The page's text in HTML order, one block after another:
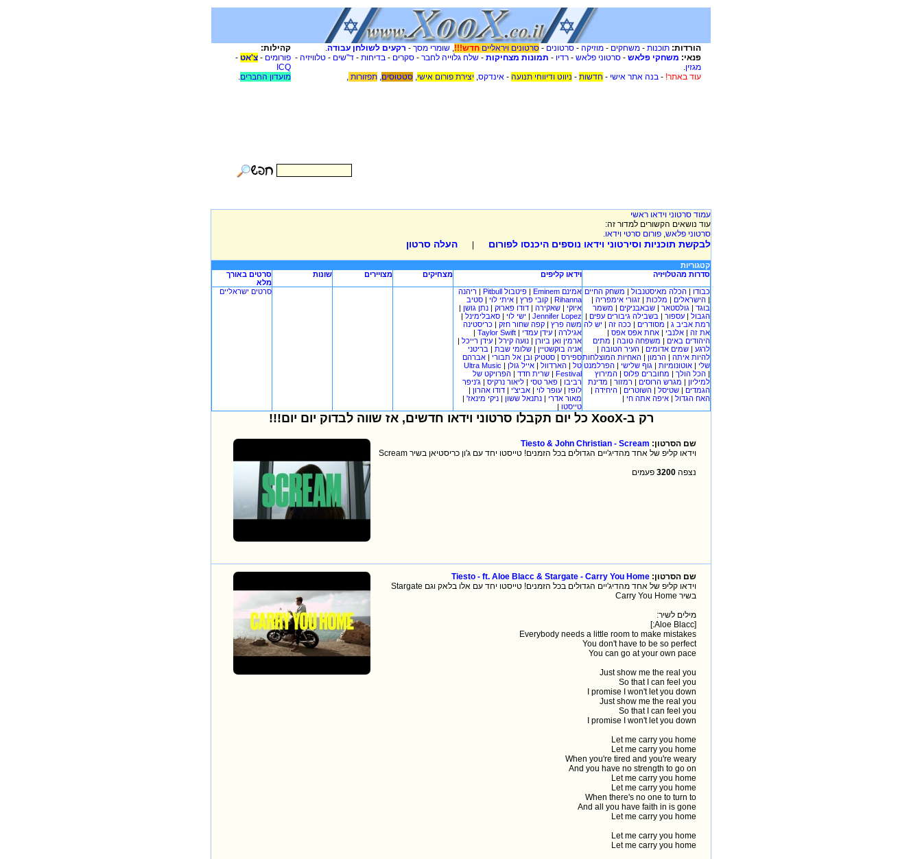
הורדות: תוכנות - משחקים - מוזיקה - סרטונים - סרטונים ויראליים חדש!!!, שומרי מסך - רקעים לשולחן עבודה.
פנאי: משחקי פלאש - סרטוני פלאש - רדיו - תמונות מצחיקות - שלח גלוייה לחבר - סקרים - בדיחות - ד"שים - טלוויזיה -
מגזין.
עוד באתר! - בנה אתר אישי - חדשות - ניווט ודיווחי תנועה - אינדקס, יצירת פורום אישי, סטטוסים, תפזורות ,
קהילות:
פורומים - צ'אט -
ICQ
מועדון החברים.
עמוד סרטוני וידאו ראשי
עוד נושאים הקשורים למדור זה:
סרטוני פלאש, פורום סרטי וידאו.
לבקשת תוכניות וסירטוני וידאו נוספים היכנסו לפורום העלה סרטון
קטגוריות
סדרות מהטלויזיה
וידאו קליפים מצחיקים מצויירים שונות
סרטים באורך
מלא
כבודו | הכלה מאיסטנבול | משחק החיים
| הישראלים | מלכות | זגורי אימפריה |
בוגד | גולסטאר | שבאבניקים | משמר
הגבול | עספור | בשבילה גיבורים עפים |
רמת אביב ג | מסודרים | ככה זה | יש לה
את זה | אלנבי | אחת אפס אפס |
היהודים באים | משפחה טובה | מתים
לרגע | שמים אדומים | העיר הטובה |
להיות איתה | הרמון | האחיות המוצלחות
שלי | אוטונומיות | גוף שלישי | הפרלמנט
| הכל הולך | מחוברים פלוס | המירוץ
למיליון | מגרש הרוסים | רמזור | מדינת
הגמדים | שטיסל | השוטרים | היחידה |
האח הגדול | איפה אתה חי |
אמינם Eminem | פיטבול Pitbull | ריהנה
Rihanna
| קובי פרץ | איתי לוי | סטיב
איוקי | שאקירה | דודו פארוק | נתן גושן |
Jennifer Lopez
| ישי לוי | סאבלימינל |
משה פרץ | קפה שחור חזק | כריסטינה
אגילרה | עידן עמדי |
Taylor Swift
|
ארמין ואן ביורן | נועה קירל | עידן רייכל |
אניה בוקשטיין | שלומי שבת | בריטני
ספירס | סטטיק ובן אל תבורי | אברהם
טל | הארדוול | אייל גולן |
Ultra Music
Festival
| שרית חדד | הפרויקט של
רביבו | פאר טסי | ליאור נרקיס | ג'ניפר
לופז | עופר לוי | אביצ'י | דודו אהרון |
מאור אדרי | נתנאל ששון | ניקי מינאז' |
טייסטו |
סרטים ישראליים
רק ב-XooX כל יום תקבלו סרטוני וידאו חדשים, אז שווה לבדוק יום יום!!!
שם הסרטון: Tiesto & John Christian - Scream
וידאו קליפ של אחד מהדיג'יים הגדולים בכל הזמנים! טייסטו יחד עם ג'ון כריסטיאן בשיר Scream
נצפה3200 פעמים
שם הסרטון:Tiesto - ft. Aloe Blacc & Stargate - Carry You Home
וידאו קליפ של אחד מהדיג'יים הגדולים בכל הזמנים! טייסטו יחד עם אלו בלאק וגם Stargate
בשיר Carry You Home
מילים לשיר:
[Aloe Blacc:]
Everybody needs a little room to make mistakes
You don't have to be so perfect
You can go at your own pace
Just show me the real you
So that I can feel you
I promise I won't let you down
Just show me the real you
So that I can feel you
I promise I won't let you down
Let me carry you home
Let me carry you home
When you're tired and you're weary
And you have no strength to go on
Let me carry you home
Let me carry you home
When there's no one to turn to
And all you have faith in is gone
Let me carry you home
Let me carry you home
Let me carry you home